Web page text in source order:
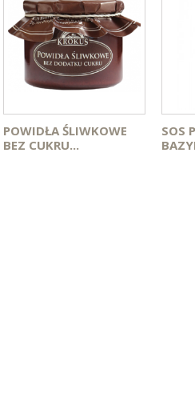
POWIDŁA ŚLIWKOWE
BEZ CUKRU...
SOS